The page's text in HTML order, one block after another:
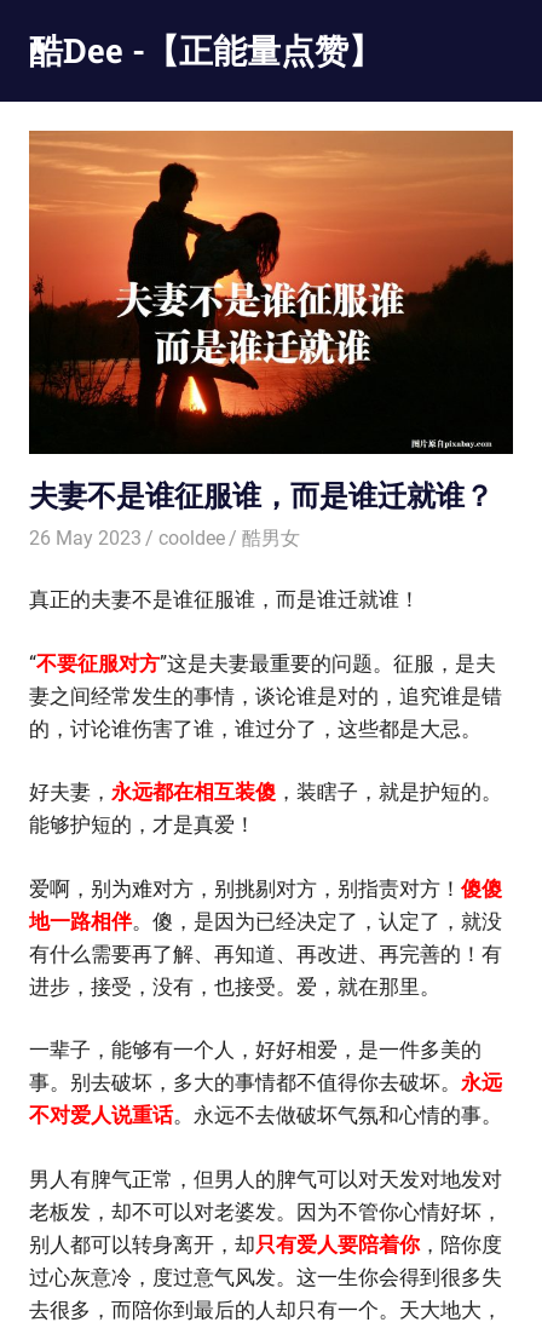
content
酷Dee -【正能量点赞】
最
酷
夫妻不是谁征服谁，而是谁迁就谁？
26 May 2023 cooldee 酷男女
真正的夫妻不是谁征服谁，而是谁迁就谁！
“不要征服对方”这是夫妻最重要的问题。征服，是夫
妻之间经常发生的事情，谈论谁是对的，追究谁是错
的，讨论谁伤害了谁，谁过分了，这些都是大忌。
好夫妻， 永远都在相互装傻 ，装瞎子，就是护短的。
能够护短的，才是真爱！
爱啊，别为难对方，别挑剔对方，别指责对方！ 傻傻
地一路相伴。傻，是因为已经决定了，认定了，就没
有什么需要再了解、再知道、再改进、再完善的！有
进步，接受，没有，也接受。爱，就在那里。
一辈子，能够有一个人，好好相爱，是一件多美的
事。别去破坏，多大的事情都不值得你去破坏。 永远
不对爱人说重话。永远不去做破坏气氛和心情的事。
男人有脾气正常，但男人的脾气可以对天发对地发对
老板发，却不可以对老婆发。因为不管你心情好坏，
别人都可以转身离开，却只有爱人要陪着你，陪你度
过心灰意冷，度过意气风发。这一生你会得到很多失
去很多，而陪你到最后的人却只有一个。天大地大，